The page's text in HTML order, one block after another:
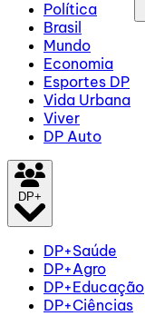
Política
Brasil
Mundo
Economia
Esportes DP
Vida Urbana
Viver
DP Auto
DP+
DP+Saúde
DP+Agro
DP+Educação
DP+Ciências